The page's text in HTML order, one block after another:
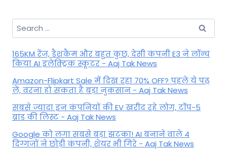
Search
for:
165KM रेंज, डैशकैम और बहुत कुछ, देसी कंपनी E3 ने लॉन्च
किया AI इलेक्ट्रिक स्कूटर - Aaj Tak News
Amazon-Flipkart Sale में दिख रहा 70% OFF? पहले ये पढ़
लें, वरना हो सकता है बड़ा नुकसान - Aaj Tak News
सबसे ज्यादा इन कंपनियों की EV खरीद रहे लोग, टॉप-5
ब्रांड की लिस्ट - Aaj Tak News
Google को लगा सबसे बड़ा झटका! AI बनाने वाले 4
दिग्गजों ने छोड़ी कंपनी, शेयर भी गिरे - Aaj Tak News